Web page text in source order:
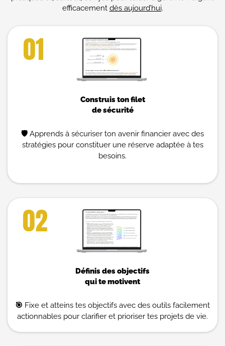
efficacement dès aujourd’hui.
01
Construis ton filet
de sécurité
🛡️ Apprends à sécuriser ton avenir financier avec des
stratégies pour constituer une réserve adaptée à tes
besoins.
02
Définis des objectifs
qui te motivent
🎯 Fixe et atteins tes objectifs avec des outils facilement
actionnables pour clarifier et prioriser tes projets de vie.